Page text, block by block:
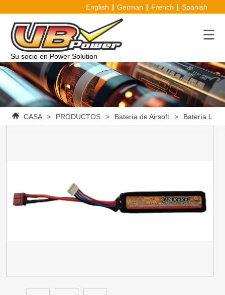
English German French Spanish
Su socio en Power Solution
CASA > PRODUCTOS > Batería de Airsoft > Batería Li-